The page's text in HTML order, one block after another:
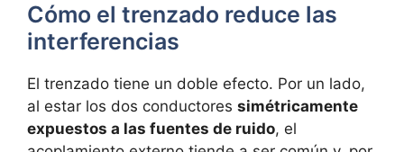
Cómo el trenzado reduce las
interferencias
El trenzado tiene un doble efecto. Por un lado,
al estar los dos conductores simétricamente
expuestos a las fuentes de ruido, el